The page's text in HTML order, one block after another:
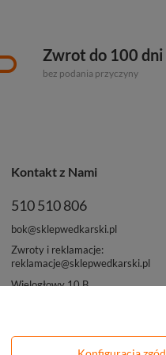
Zwrot do 100 dni
bez podania przyczyny
Kontakt z Nami
510 510 806
bok@sklepwedkarski.pl
Zwroty i reklamacje:
reklamacje@sklepwedkarski.pl
Wielogłowy 10 B